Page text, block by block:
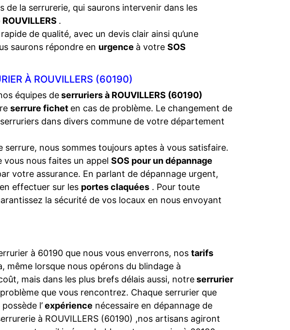
de la serrurerie, qui saurons intervenir dans les
.
de qualité, avec un devis clair ainsi qu’une
saurons répondre en urgence à votre SOS
À ROUVILLERS (60190)
équipes deserruriers à ROUVILLERS (60190)
serrure fichet en cas de problème. Le changement de
dans divers commune de votre département
serrure, nous sommes toujours aptes à vous satisfaire.
vous nous faites un appel SOS pour un dépannage
votre assurance. En parlant de dépannage urgent,
effectuer sur les portes claquées . Pour toute
la sécurité de vos locaux en nous envoyant
à 60190 que nous vous enverrons, nos tarifs
même lorsque nous opérons du blindage à
mais dans les plus brefs délais aussi, notreserrurier
que vous rencontrez. Chaque serrurier que
l’expérience nécessaire en dépannage de
à ROUVILLERS (60190) ,nos artisans agiront